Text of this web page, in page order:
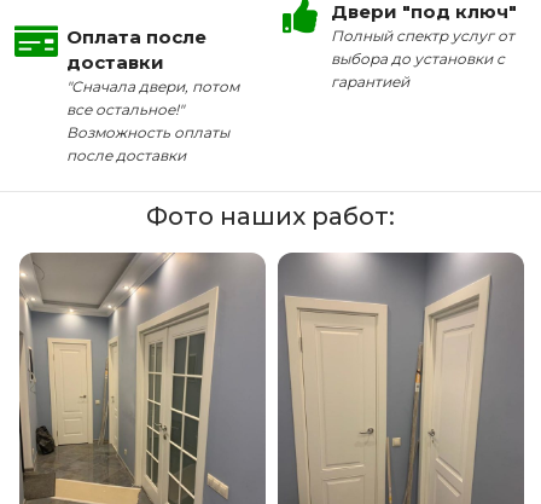
Оплата после
доставки
"Сначала двери, потом
все остальное!"
Возможность оплаты
после доставки
Двери "под ключ"
Полный спектр услуг от
выбора до установки с
гарантией
Фото наших работ: